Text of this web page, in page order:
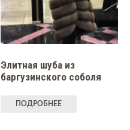
Элитная шуба из
баргузинского соболя
ПОДРОБНЕЕ